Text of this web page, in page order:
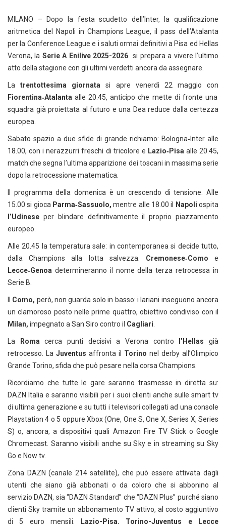
MILANO – Dopo la festa scudetto dell’Inter, la qualificazione
aritmetica del Napoli in Champions League, il pass dell’Atalanta
per la Conference League e i saluti ormai definitivi a Pisa ed Hellas
Verona, la Serie A Enilive 2025-2026 si prepara a vivere l’ultimo
atto della stagione con gli ultimi verdetti ancora da assegnare.
Latrentottesima giornata si apre venerdì 22 maggio con
Fiorentina‑Atalanta alle 20.45, anticipo che mette di fronte una
squadra già proiettata al futuro e una Dea reduce dalla certezza
europea.
Sabato spazio a due sfide di grande richiamo: Bologna‑Inter alle
18.00, con i nerazzurri freschi di tricolore e Lazio‑Pisa alle 20.45,
match che segna l’ultima apparizione dei toscani in massima serie
dopo la retrocessione matematica.
Il programma della domenica è un crescendo di tensione. Alle
15.00 si gioca Parma‑Sassuolo, mentre alle 18.00 il Napoli ospita
l’Udinese per blindare definitivamente il proprio piazzamento
europeo.
Alle 20.45 la temperatura sale: in contemporanea si decide tutto,
dalla Champions alla lotta salvezza. Cremonese‑Como e
Lecce‑Genoa determineranno il nome della terza retrocessa in
Serie B.
Como, però, non guarda solo in basso: i lariani inseguono ancora
un clamoroso posto nelle prime quattro, obiettivo condiviso con il
Milan, impegnato a San Siro contro il Cagliari
La Roma cerca punti decisivi a Verona contro l’Hellas già
retrocesso. La Juventus affronta il Torino nel derby all’Olimpico
Grande Torino, sfida che può pesare nella corsa Champions.
Ricordiamo che tutte le gare saranno trasmesse in diretta su:
DAZN Italia e saranno visibili per i suoi clienti anche sulle smart tv
di ultima generazione e su tutti i televisori collegati ad una console
Playstation 4 o 5 oppure Xbox (One, One S, One X, Series X, Series
S) o, ancora, a dispositivi quali Amazon Fire TV Stick o Google
Chromecast. Saranno visibili anche su Sky e in streaming su Sky
Go e Now tv.
Zona DAZN (canale 214 satellite), che può essere attivata dagli
utenti che siano già abbonati o da coloro che si abbonino al
servizio DAZN, sia “DAZN Standard” che “DAZN Plus” purché siano
clienti Sky tramite un abbonamento TV attivo, al costo aggiuntivo
di 5 euro mensili.
Lazio-Pisa. Torino-Juventus e Lecce